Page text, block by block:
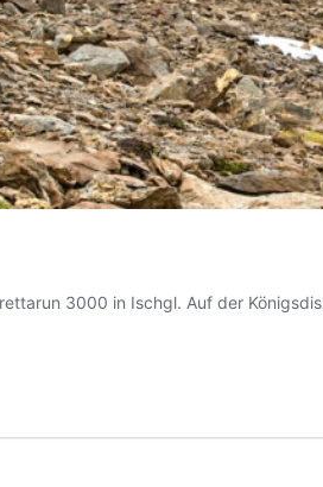
3000 in Ischgl. Auf der